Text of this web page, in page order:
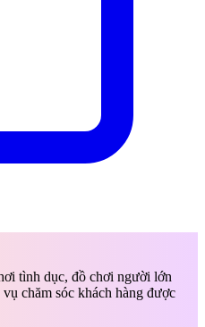
tình dục, đồ chơi người lớn
chăm sóc khách hàng được